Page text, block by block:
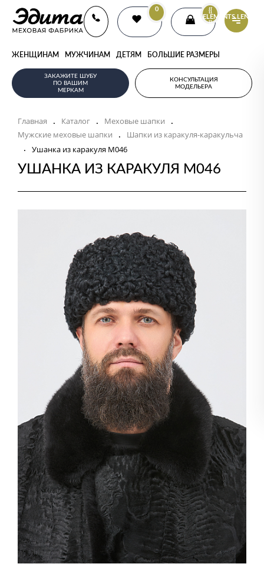
0
{{
ELEMENTS.LENGTH
}}
ЖЕНЩИНАМ МУЖЧИНАМ ДЕТЯМ БОЛЬШИЕ РАЗМЕРЫ
ЗАКАЖИТЕ ШУБУ
ПО ВАШИМ
МЕРКАМ
КОНСУЛЬТАЦИЯ
МОДЕЛЬЕРА
Главная . Каталог . Меховые шапки .
Мужские меховые шапки . Шапки из каракуля-каракульча
. Ушанка из каракуля M046
УШАНКА ИЗ КАРАКУЛЯ M046